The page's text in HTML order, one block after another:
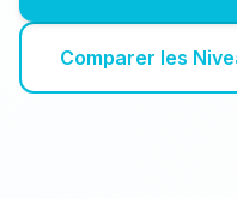
Comparer les